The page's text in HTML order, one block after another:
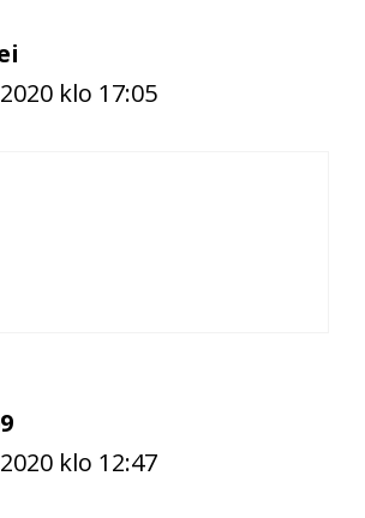
klo 17:05
klo 12:47